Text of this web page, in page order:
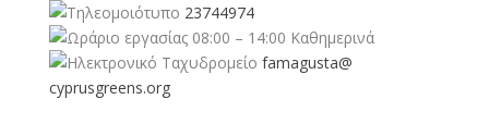
23744974
08:00 – 14:00 Καθημερινά
famagusta@
cyprusgreens.org